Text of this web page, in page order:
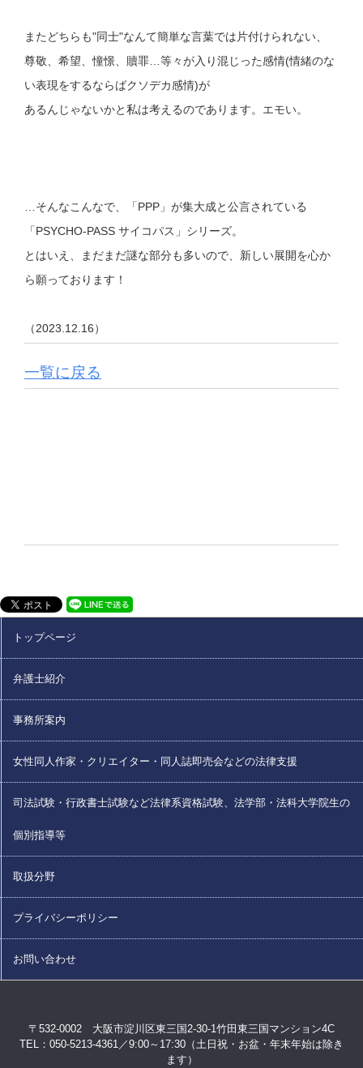
またどちらも"同士"なんて簡単な言葉では片付けられない、
尊敬、希望、憧憬、贖罪…等々が入り混じった感情(情緒のな
い表現をするならばクソデカ感情)が
あるんじゃないかと私は考えるのであります。エモい。
…そんなこんなで、「PPP」が集大成と公言されている
「PSYCHO-PASS サイコパス」シリーズ。
とはいえ、まだまだ謎な部分も多いので、新しい展開を心か
ら願っております！
（2023.12.16）
一覧に戻る
トップページ
弁護士紹介
事務所案内
女性同人作家・クリエイター・同人誌即売会などの法律支援
司法試験・行政書士試験など法律系資格試験、法学部・法科大学院生の
個別指導等
取扱分野
プライバシーポリシー
お問い合わせ
〒532-0002 大阪市淀川区東三国2-30-1竹田東三国マンション4C
TEL：050-5213-4361／9:00～17:30（土日祝・お盆・年末年始は除き
ます）